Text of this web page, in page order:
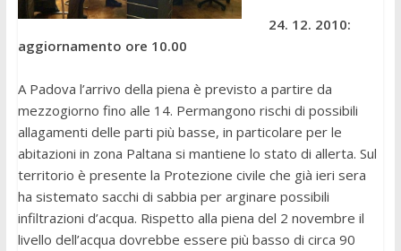
24. 12. 2010:
aggiornamento ore 10.00
A Padova l’arrivo della piena è previsto a partire da
mezzogiorno fino alle 14. Permangono rischi di possibili
allagamenti delle parti più basse, in particolare per le
abitazioni in zona Paltana si mantiene lo stato di allerta. Sul
territorio è presente la Protezione civile che già ieri sera
ha sistemato sacchi di sabbia per arginare possibili
infiltrazioni d’acqua. Rispetto alla piena del 2 novembre il
livello dell’acqua dovrebbe essere più basso di circa 90